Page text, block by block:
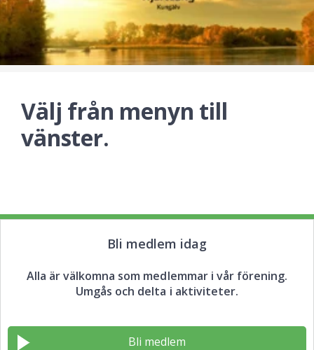
Välj från menyn till
vänster.
Bli medlem idag
Alla är välkomna som medlemmar i vår förening.
Umgås och delta i aktiviteter.
Bli medlem